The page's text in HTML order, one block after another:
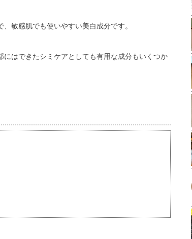
敏感肌でも使いやすい美白成分です。
はできたシミケアとしても有用な成分もいくつか